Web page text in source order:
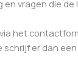
en vragen die
het
schrijf er dan